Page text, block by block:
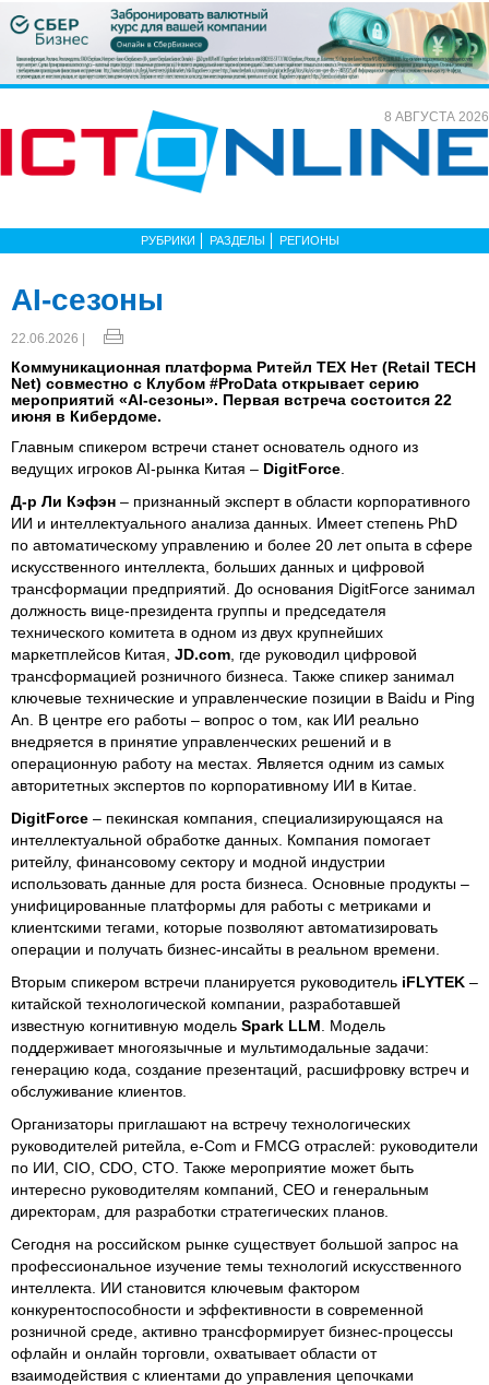
8 АВГУСТА 2026
РУБРИКИ РАЗДЕЛЫ РЕГИОНЫ
AI-сезоны
22.06.2026 |
Коммуникационная платформа Ритейл ТЕХ Нет (Retail TECH
Net) совместно с Клубом #ProData открывает серию
мероприятий «AI-сезоны». Первая встреча состоится 22
июня в Кибердоме.
Главным спикером встречи станет основатель одного из
ведущих игроков AI-рынка Китая – DigitForce
Д-р Ли Кэфэн – признанный эксперт в области корпоративного
ИИ и интеллектуального анализа данных. Имеет степень PhD
по автоматическому управлению и более 20 лет опыта в сфере
искусственного интеллекта, больших данных и цифровой
трансформации предприятий. До основания DigitForce занимал
должность вице-президента группы и председателя
технического комитета в одном из двух крупнейших
маркетплейсов Китая, JD.com , где руководил цифровой
трансформацией розничного бизнеса. Также спикер занимал
ключевые технические и управленческие позиции в Baidu и Ping
An. В центре его работы – вопрос о том, как ИИ реально
внедряется в принятие управленческих решений и в
операционную работу на местах. Является одним из самых
авторитетных экспертов по корпоративному ИИ в Китае.
DigitForce – пекинская компания, специализирующаяся на
интеллектуальной обработке данных. Компания помогает
ритейлу, финансовому сектору и модной индустрии
использовать данные для роста бизнеса. Основные продукты –
унифицированные платформы для работы с метриками и
клиентскими тегами, которые позволяют автоматизировать
операции и получать бизнес-инсайты в реальном времени.
Вторым спикером встречи планируется руководитель iFLYTEK –
китайской технологической компании, разработавшей
известную когнитивную модель Spark LLM . Модель
поддерживает многоязычные и мультимодальные задачи:
генерацию кода, создание презентаций, расшифровку встреч и
обслуживание клиентов.
Организаторы приглашают на встречу технологических
руководителей ритейла, e-Com и FMCG отраслей: руководители
по ИИ, CIO, CDO, CTO. Также мероприятие может быть
интересно руководителям компаний, CEO и генеральным
директорам, для разработки стратегических планов.
Сегодня на российском рынке существует большой запрос на
профессиональное изучение темы технологий искусственного
интеллекта. ИИ становится ключевым фактором
конкурентоспособности и эффективности в современной
розничной среде, активно трансформирует бизнес-процессы
офлайн и онлайн торговли, охватывает области от
взаимодействия с клиентами до управления цепочками